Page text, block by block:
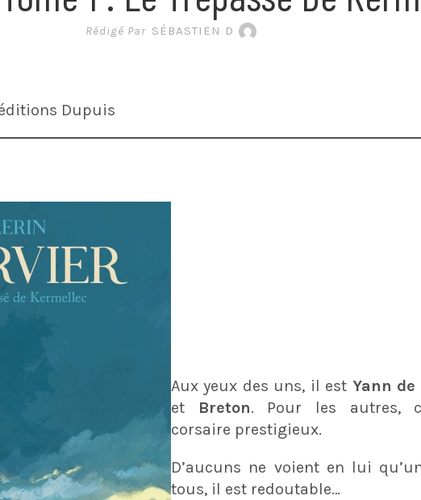
EN BANDE
Rédigé Par SÉBASTIEN D
Dupuis
Aux yeux des uns, il est Yann
et
Breton. Pour les autres,
corsaire prestigieux.
D’aucuns ne voient en lui
tous, il est redoutable…